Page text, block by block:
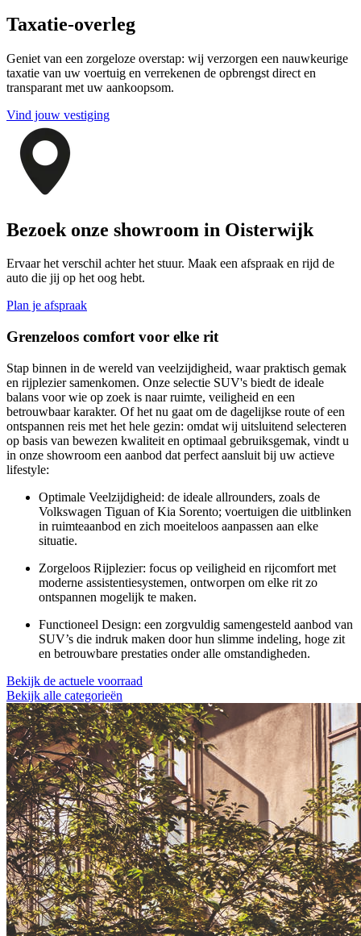
Taxatie-overleg
Geniet van een zorgeloze overstap: wij verzorgen een nauwkeurige
taxatie van uw voertuig en verrekenen de opbrengst direct en
transparant met uw aankoopsom.
Vind jouw vestiging
Bezoek onze showroom in Oisterwijk
Ervaar het verschil achter het stuur. Maak een afspraak en rijd de
auto die jij op het oog hebt.
Plan je afspraak
Grenzeloos comfort voor elke rit
Stap binnen in de wereld van veelzijdigheid, waar praktisch gemak
en rijplezier samenkomen. Onze selectie SUV's biedt de ideale
balans voor wie op zoek is naar ruimte, veiligheid en een
betrouwbaar karakter. Of het nu gaat om de dagelijkse route of een
ontspannen reis met het hele gezin: omdat wij uitsluitend selecteren
op basis van bewezen kwaliteit en optimaal gebruiksgemak, vindt u
in onze showroom een aanbod dat perfect aansluit bij uw actieve
lifestyle:
Optimale Veelzijdigheid: de ideale allrounders, zoals de
Volkswagen Tiguan of Kia Sorento; voertuigen die uitblinken
in ruimteaanbod en zich moeiteloos aanpassen aan elke
situatie.
Zorgeloos Rijplezier: focus op veiligheid en rijcomfort met
moderne assistentiesystemen, ontworpen om elke rit zo
ontspannen mogelijk te maken.
Functioneel Design: een zorgvuldig samengesteld aanbod van
SUV’s die indruk maken door hun slimme indeling, hoge zit
en betrouwbare prestaties onder alle omstandigheden.
Bekijk de actuele voorraad
Bekijk alle categorieën